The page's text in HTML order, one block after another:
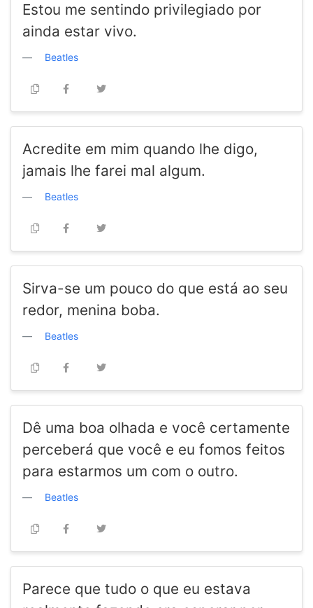
Estou me sentindo privilegiado por
ainda estar vivo.
Beatles
Acredite em mim quando lhe digo,
jamais lhe farei mal algum.
Beatles
Sirva-se um pouco do que está ao seu
redor, menina boba.
Beatles
Dê uma boa olhada e você certamente
perceberá que você e eu fomos feitos
para estarmos um com o outro.
Beatles
Parece que tudo o que eu estava